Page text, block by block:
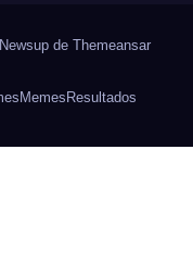
de Themeansar
Memes Resultados